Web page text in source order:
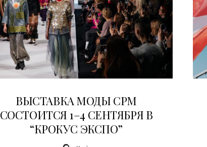
ВЫСТАВКА МОДЫ CPM
СОСТОИТСЯ 1–4 СЕНТЯБРЯ В
“КРОКУС ЭКСПО”